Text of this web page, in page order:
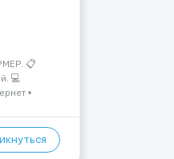
📋
💻
•